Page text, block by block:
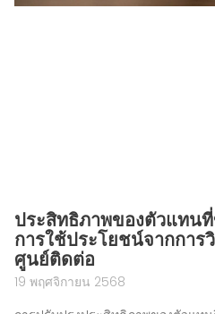
ประสิทธิภาพของตัวแทน
การใช้ประโยชน์จากการ
ศูนย์ติดต่อ
19 พฤศจิกายน 2568